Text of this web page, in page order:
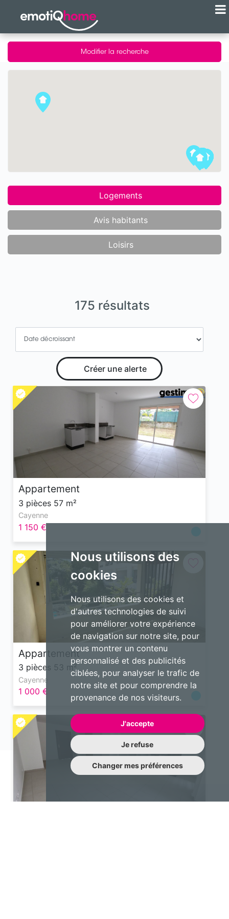
Nous utilisons des
cookies
Nous utilisons des cookies et
d'autres technologies de suivi
pour améliorer votre expérience
de navigation sur notre site, pour
vous montrer un contenu
personnalisé et des publicités
ciblées, pour analyser le trafic de
notre site et pour comprendre la
provenance de nos visiteurs.
J'accepte
Je refuse
Changer mes préférences
Modifier la recherche
175 résultats
Créer une alerte
Appartement
3 pièces 57 m²
Cayenne
1 150 €
Appartement
3 pièces 53 m²
Cayenne
1 000 €
Logements
Avis habitants
Loisirs